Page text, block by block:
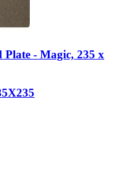
-​ Magic, 235 x